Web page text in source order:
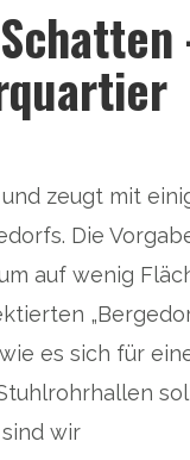
zeugt mit
Die
auf wenig
es sich für
wir